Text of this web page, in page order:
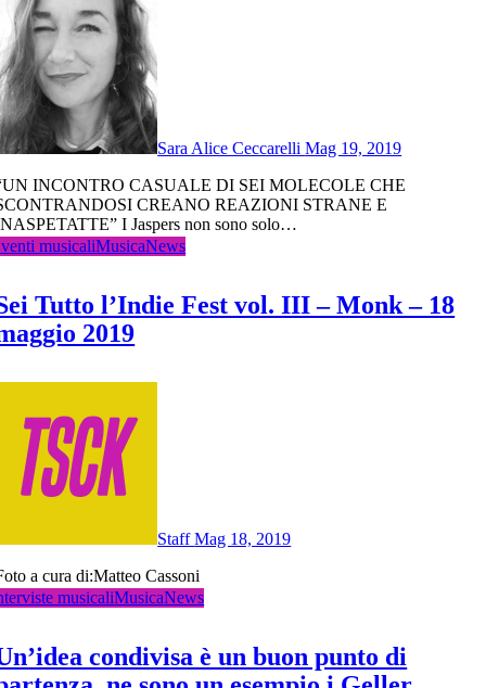
Sara Alice CeccarelliMag 19, 2019
DI SEI MOLECOLE CHE
CREANO REAZIONI STRANE E
I Jaspers non sono solo…
musicaliMusicaNews
Tutto l’Indie Fest vol. III – Monk – 18
2019
StaffMag 18, 2019
Foto a cura di:Matteo Cassoni
musicaliMusicaNews
condivisa è un buon punto di